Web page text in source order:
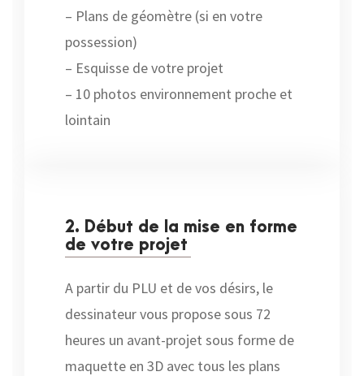
– Plans de géomètre (si en votre
possession)
– Esquisse de votre projet
– 10 photos environnement proche et
lointain
2. Début de la mise en forme
de votre projet
A partir du PLU et de vos désirs, le
dessinateur vous propose sous 72
heures un avant-projet sous forme de
maquette en 3D avec tous les plans